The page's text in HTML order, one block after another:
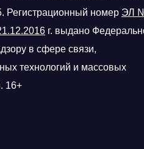
Регистрационный номер ЭЛ
г. выдано
в сфере связи,
технологий и массовых
16+